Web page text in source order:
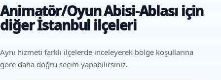
Animatör/Oyun Abisi-Ablası için
diğer İstanbul ilçeleri
Aynı hizmeti farklı ilçelerde inceleyerek bölge koşullarına
göre daha doğru seçim yapabilirsiniz.